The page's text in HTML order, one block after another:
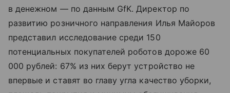
в денежном — по данным GfK. Директор по
развитию розничного направления Илья Майоров
представил исследование среди 150
потенциальных покупателей роботов дороже 60
000 рублей: 67% из них берут устройство не
впервые и ставят во главу угла качество уборки,